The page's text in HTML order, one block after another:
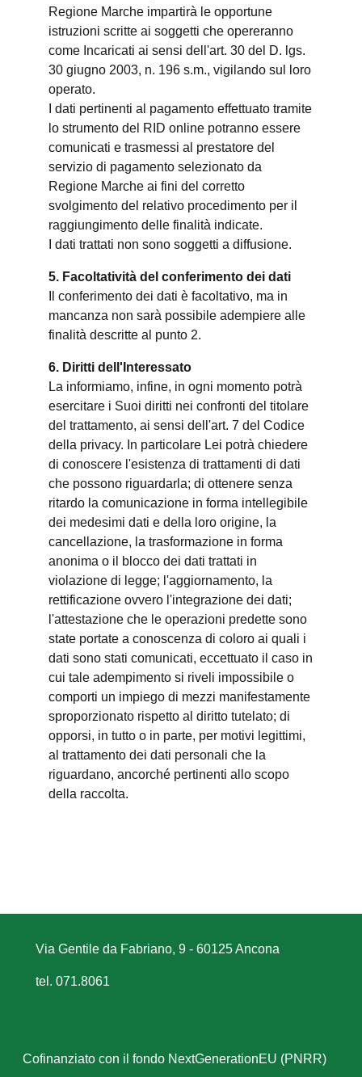
Regione Marche impartirà le opportune
istruzioni scritte ai soggetti che opereranno
come Incaricati ai sensi dell'art. 30 del D. lgs.
30 giugno 2003, n. 196 s.m., vigilando sul loro
operato.
I dati pertinenti al pagamento effettuato tramite
lo strumento del RID online potranno essere
comunicati e trasmessi al prestatore del
servizio di pagamento selezionato da
Regione Marche ai fini del corretto
svolgimento del relativo procedimento per il
raggiungimento delle finalità indicate.
I dati trattati non sono soggetti a diffusione.
5. Facoltatività del conferimento dei dati
Il conferimento dei dati è facoltativo, ma in
mancanza non sarà possibile adempiere alle
finalità descritte al punto 2.
6. Diritti dell'Interessato
La informiamo, infine, in ogni momento potrà
esercitare i Suoi diritti nei confronti del titolare
del trattamento, ai sensi dell'art. 7 del Codice
della privacy. In particolare Lei potrà chiedere
di conoscere l'esistenza di trattamenti di dati
che possono riguardarla; di ottenere senza
ritardo la comunicazione in forma intellegibile
dei medesimi dati e della loro origine, la
cancellazione, la trasformazione in forma
anonima o il blocco dei dati trattati in
violazione di legge; l'aggiornamento, la
rettificazione ovvero l'integrazione dei dati;
l'attestazione che le operazioni predette sono
state portate a conoscenza di coloro ai quali i
dati sono stati comunicati, eccettuato il caso in
cui tale adempimento si riveli impossibile o
comporti un impiego di mezzi manifestamente
sproporzionato rispetto al diritto tutelato; di
opporsi, in tutto o in parte, per motivi legittimi,
al trattamento dei dati personali che la
riguardano, ancorché pertinenti allo scopo
della raccolta.
Via Gentile da Fabriano, 9 - 60125 Ancona
tel. 071.8061
Cofinanziato con il fondo NextGenerationEU (PNRR)